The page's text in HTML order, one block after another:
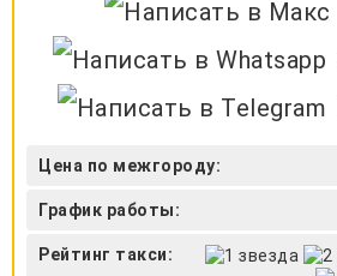
Цена по межгороду:
График работы:
Рейтинг такси: